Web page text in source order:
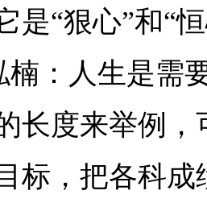
是“狠心”和“
： 人生是需
长度来举例
标，把各科